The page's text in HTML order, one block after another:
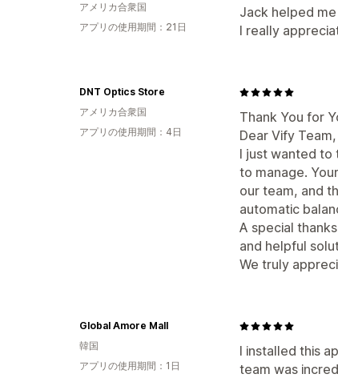
Jack helped
I really
アメリカ合衆国
アプリの使用期間：21日
Thank You for
Dear Vify Team,
I just wanted to
to manage.
our team, and
automatic
A special
and helpful
We truly
DNT Optics Store
アメリカ合衆国
アプリの使用期間：4日
I installed this
team was
Global Amore Mall
韓国
アプリの使用期間：1日